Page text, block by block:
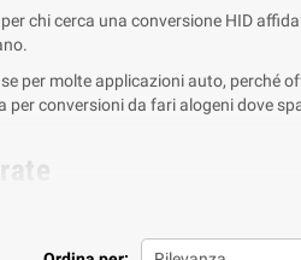
chi cerca una conversione HID
per molte applicazioni auto, perché
per conversioni da fari alogeni dove
più bianco e moderno rispetto alle